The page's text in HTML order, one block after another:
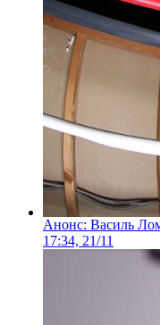
Анонс: Василь
17:34, 21/11